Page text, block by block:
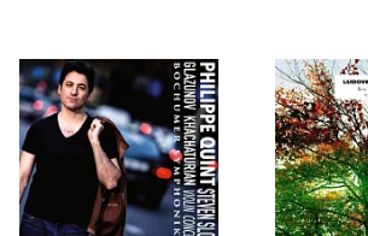
Steven N.(104) Banks(101)
Steven James(99)
Sterling Pub Co Inc(45)
Hal Leonard Corp(43)
Harpercollins Childrens Books(41)